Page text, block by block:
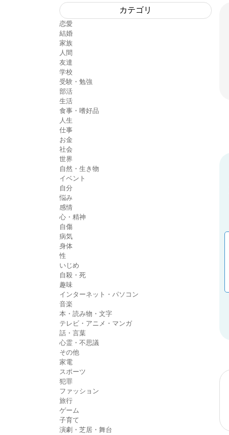
カテゴリ
恋愛
結婚
家族
人間
友達
学校
受験・勉強
部活
生活
食事・嗜好品
人生
仕事
お金
社会
世界
自然・生き物
イベント
自分
悩み
感情
心・精神
自傷
病気
身体
性
いじめ
自殺・死
趣味
インターネット・パソコン
音楽
本・読み物・文字
テレビ・アニメ・マンガ
話・言葉
心霊・不思議
その他
家電
スポーツ
犯罪
ファッション
旅行
ゲーム
子育て
演劇・芝居・舞台